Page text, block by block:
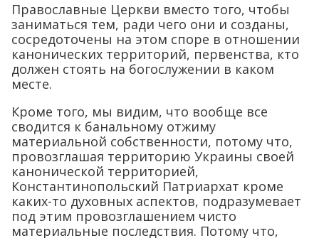
Православные Церкви вместо того, чтобы
заниматься тем, ради чего они и созданы,
сосредоточены на этом споре в отношении
канонических территорий, первенства, кто
должен стоять на богослужении в каком
месте.
Кроме того, мы видим, что вообще все
сводится к банальному отжиму
материальной собственности, потому что,
провозглашая территорию Украины своей
канонической территорией,
Константинопольский Патриархат кроме
каких-то духовных аспектов, подразумевает
под этим провозглашением чисто
материальные последствия. Потому что,